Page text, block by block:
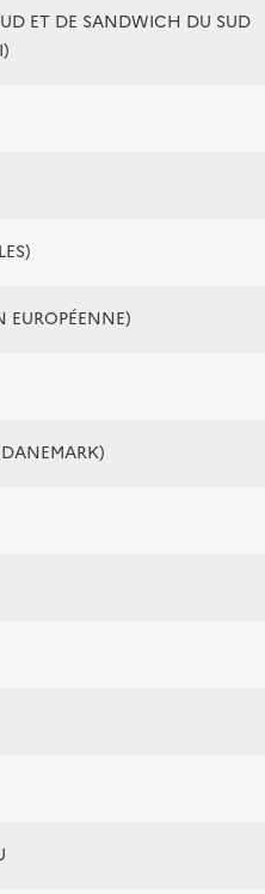
ET DE SANDWICH DU SUD
EUROPÉENNE)